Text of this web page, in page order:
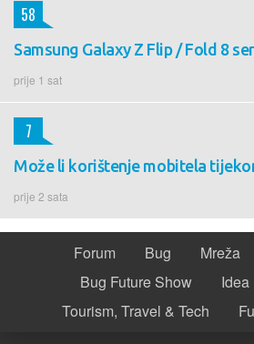
Samsung Galaxy Z Flip / Fold 8
prije 1 sat
58
Može li korištenje mobitela
prije 2 sata
7
Forum Bug Mreža
Bug Future Show
Idea
Tourism, Travel & Tech